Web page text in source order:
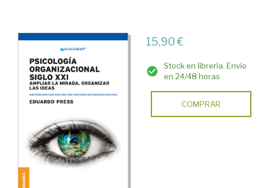
15,90 €
Stock en librería. Envío
en 24/48 horas
COMPRAR